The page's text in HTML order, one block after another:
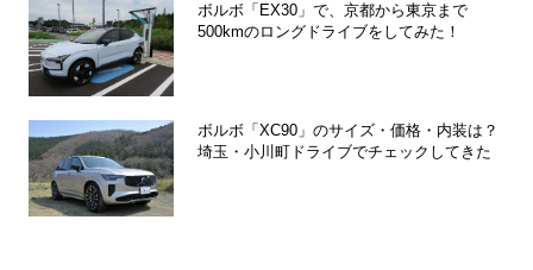
ボルボ「EX30」で、京都から東京まで
500kmのロングドライブをしてみた！
ボルボ「XC90」のサイズ・価格・内装は？
埼玉・小川町ドライブでチェックしてきた